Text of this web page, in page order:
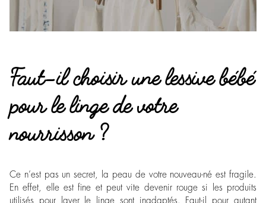
Faut-il choisir une lessive bébé
pour le linge de votre
nourrisson ?
Ce n’est pas un secret, la peau de votre nouveau-né est fragile.
En effet, elle est fine et peut vite devenir rouge si les produits
utilisés pour laver le linge sont inadaptés. Faut-il pour autant